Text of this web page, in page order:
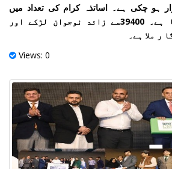
کر 3لاکھ 65ہزار ہو چکی ہے۔ اساتذہ کرام کی تعداد میں
200فیصد اضافہ ہوچکا ہے۔ 39400سے زائد نوجوان لڑکے اور
ر ملا ہے۔
Views: 0